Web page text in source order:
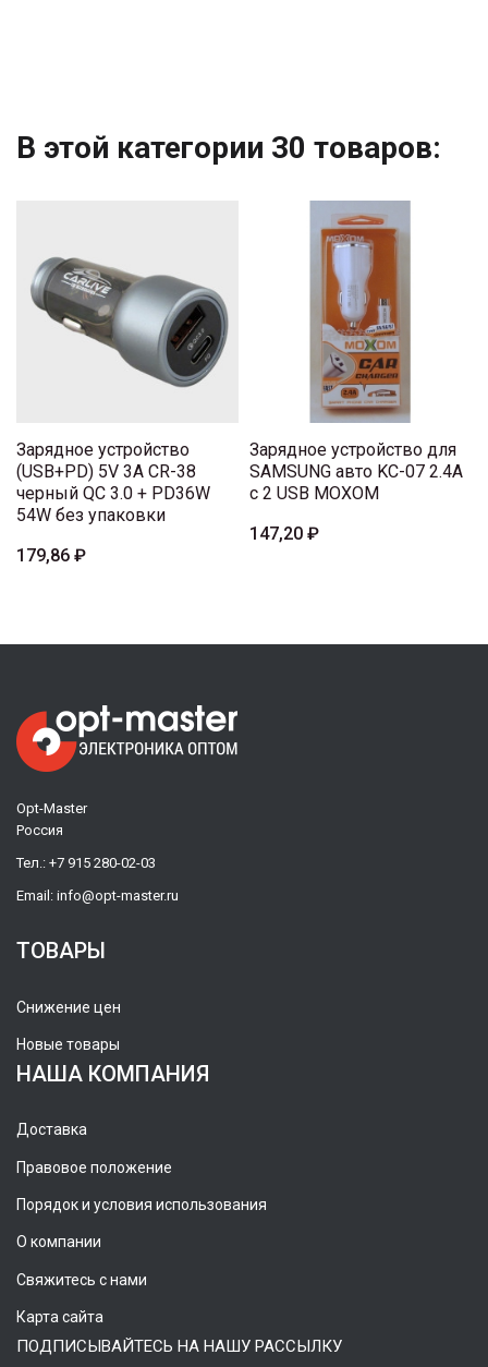
В этой категории 30 товаров:
Зарядное устройство
(USB+PD) 5V 3A CR-38
черный QC 3.0 + PD36W
54W без упаковки
179,86 ₽
Зарядное устройство для
SAMSUNG авто KC-07 2.4A
с 2 USB MOXOM
147,20 ₽
Opt-Master
Россия
Тел.: +7 915 280-02-03
Email: info@opt-master.ru
ТОВАРЫ
Снижение цен
Новые товары
НАША КОМПАНИЯ
Доставка
Правовое положение
Порядок и условия использования
О компании
Свяжитесь с нами
Карта сайта
ПОДПИСЫВАЙТЕСЬ НА НАШУ РАССЫЛКУ